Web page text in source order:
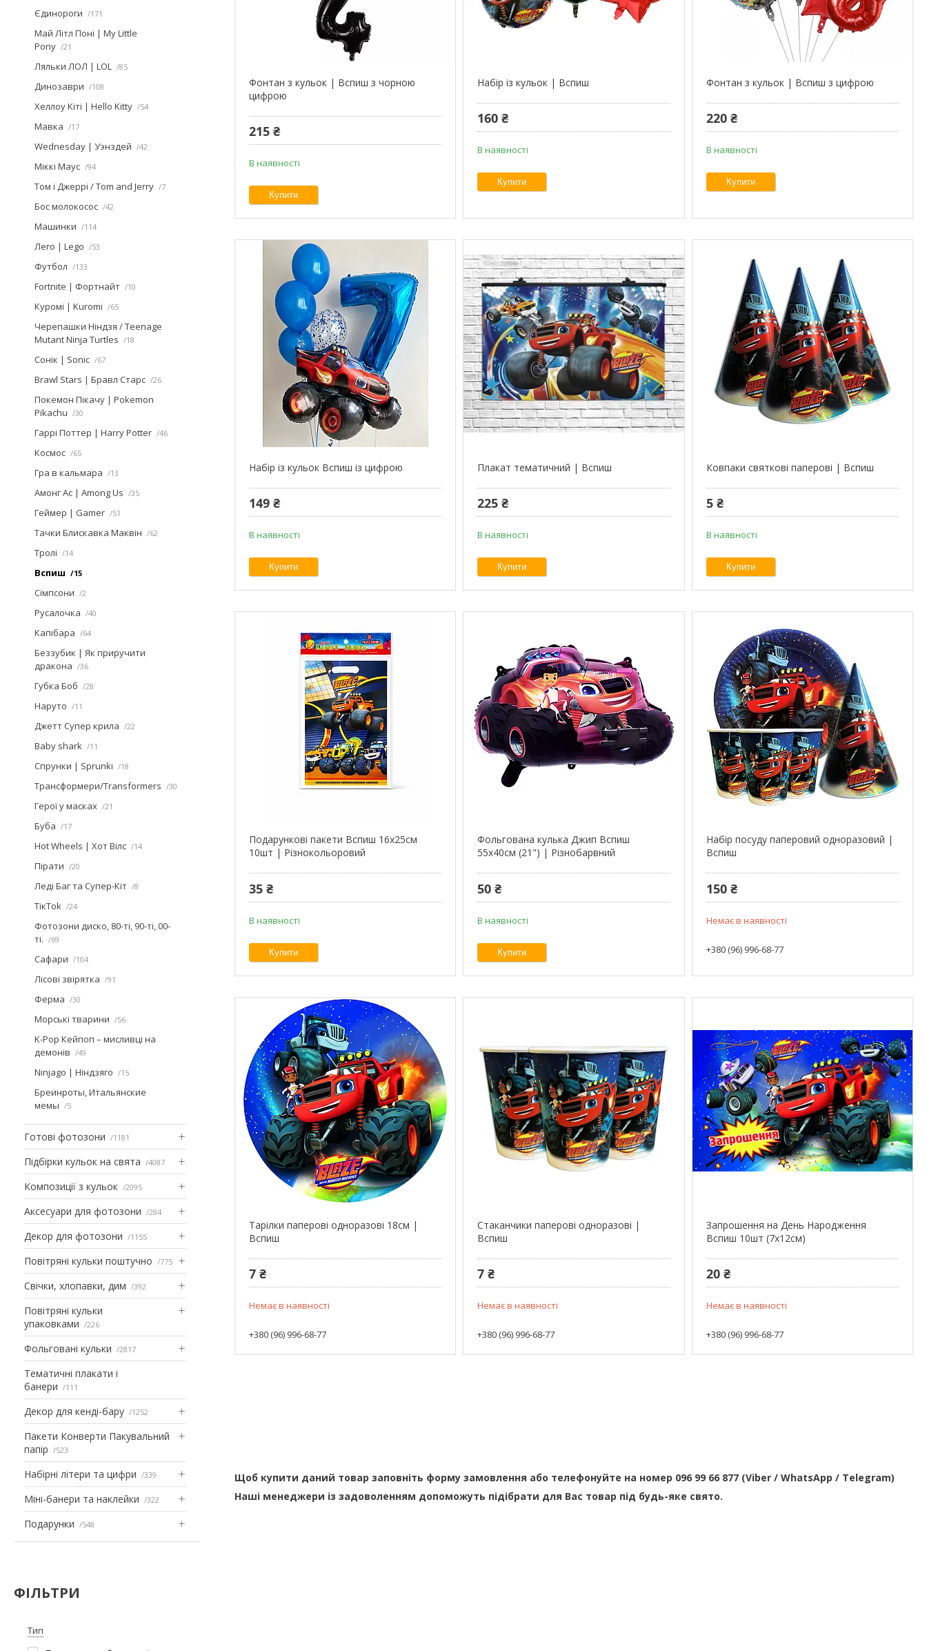
Єдинороги 171
Май Літл Поні | My Little
Pony
21
Ляльки ЛОЛ | LOL 85
Динозаври 108
Хеллоу Кіті | Hello Kitty 54
Мавка 17
Wednesday | Уэнздей 42
Міккі Маус 94
Том і Джеррі / Tom and Jerry 7
Бос молокосос 42
Машинки 114
Лего | Lego 53
Футбол 133
Fortnite | Фортнайт 10
Куромі | Kuromi 65
Черепашки Ніндзя / Teenage
Mutant Ninja Turtles
18
Сонік | Sonic 67
Brawl Stars | Бравл Старс 26
Покемон Пікачу | Pokemon
Pikachu
30
Гаррі Поттер | Harry Potter 46
Космос 65
Гра в кальмара 13
Амонг Ас | Among Us 35
Геймер | Gamer 51
Тачки Блискавка Маквін 62
Тролі 14
Вспиш 15
Сімпсони 2
Русалочка 40
Капібара 64
Беззубик | Як приручити
дракона
36
Губка Боб 28
Наруто 11
Джетт Супер крила 22
Baby shark 11
Спрунки | Sprunki 18
Трансформери/Transformers 30
Герої у масках 21
Буба 17
Hot Wheels | Хот Вілс 14
Пірати 20
Леді Баг та Супер-Кіт 8
ТікТоk 24
Фотозони диско, 80-ті, 90-ті, 00-
ті.
69
Сафари 104
Лісові звірятка 91
Ферма 30
Морські тварини 56
K-Pop Кейпоп – мисливці на
демонів
49
Ninjago | Ніндзяго 15
Бреинроты, Итальянские
мемы
5
Готові фотозони 1181
Підбірки кульок на свята 4087
Композиції з кульок 2095
Аксесуари для фотозони 284
Декор для фотозони 1155
Повітряні кульки поштучно 775
Свічки, хлопавки, дим 392
Повітряні кульки
упаковками
226
Фольговані кульки 2817
Тематичні плакати і
банери
111
Декор для кенді-бару 1252
Пакети Конверти Пакувальний
папір
523
Набірні літери та цифри 339
Міні-банери та наклейки 322
Подарунки 548
ФІЛЬТРИ
Тип
Фонтан з кульок | Вспиш з чорною
цифрою
215 ₴
В наявності
Купити
Набір із кульок | Вспиш
160 ₴
В наявності
Купити
Фонтан з кульок | Вспиш з цифрою
220 ₴
В наявності
Купити
Набір із кульок Вспиш із цифрою
149 ₴
В наявності
Купити
Плакат тематичний | Вспиш
225 ₴
В наявності
Купити
Ковпаки святкові паперові | Вспиш
5 ₴
В наявності
Купити
Подарункові пакети Вспиш 16х25см
10шт | Різнокольоровий
35 ₴
В наявності
Купити
Фольгована кулька Джип Вспиш
55х40см (21") | Різнобарвний
50 ₴
В наявності
Купити
Набір посуду паперовий одноразовий |
Вспиш
150 ₴
Немає в наявності
+380 (96) 996-68-77
Тарілки паперові одноразові 18см |
Вспиш
7 ₴
Немає в наявності
+380 (96) 996-68-77
Стаканчики паперові одноразові |
Вспиш
7 ₴
Немає в наявності
+380 (96) 996-68-77
Запрошення на День Народження
Вспиш 10шт (7x12см)
20 ₴
Немає в наявності
+380 (96) 996-68-77
Щоб купити даний товар заповніть форму замовлення або телефонуйте на номер 096 99 66 877 (Viber / WhatsApp / Telegram)
Наші менеджери із задоволенням допоможуть підібрати для Вас товар під будь-яке свято.